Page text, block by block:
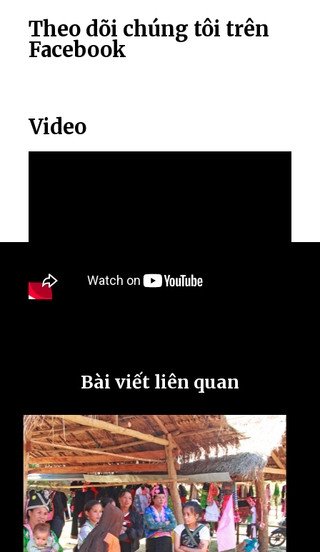
Theo dõi chúng tôi trên
Facebook
Video
Bài viết liên quan